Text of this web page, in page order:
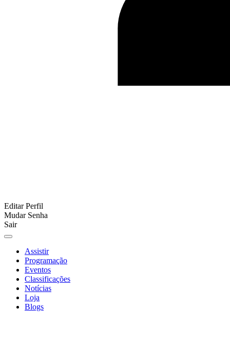
Editar Perfil
Mudar Senha
Sair
Assistir
Programação
Eventos
Classificações
Notícias
Loja
Blogs